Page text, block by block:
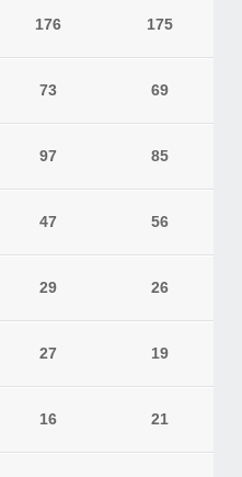
176 175
73 69
97 85
47 56
29 26
27 19
16 21